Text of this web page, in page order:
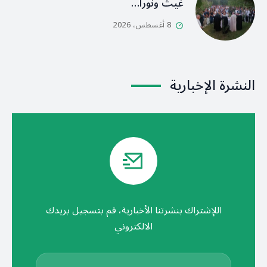
8 أغسطس، 2026
النشرة الإخبارية
اللإشتراك بنشرتنا الأخبارية، قم بتسجيل بريدك
الالكتروني